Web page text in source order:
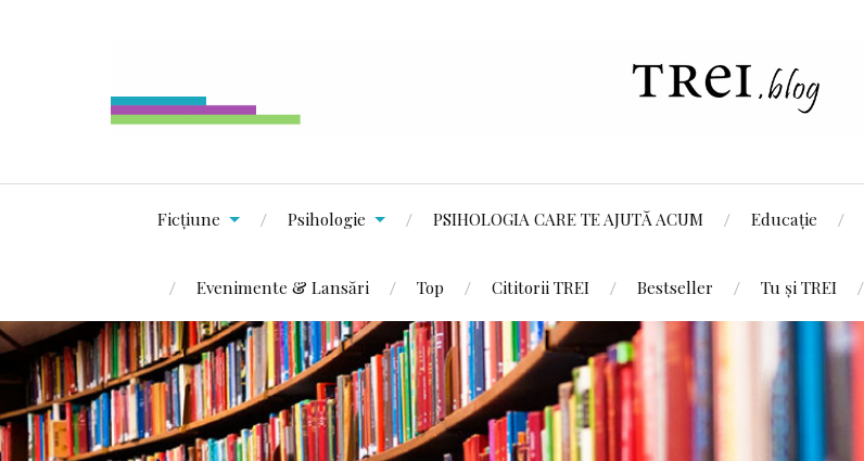
Ficțiune Psihologie PSIHOLOGIA CARE TE AJUTĂ ACUM Educație
Evenimente & Lansări Top Cititorii TREI Bestseller Tu și TREI